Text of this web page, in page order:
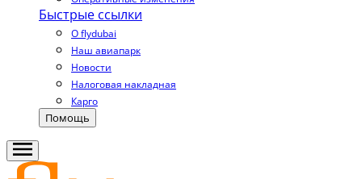
Быстрые ссылки
О flydubai
Наш авиапарк
Новости
Налоговая накладная
Карго
Помощь